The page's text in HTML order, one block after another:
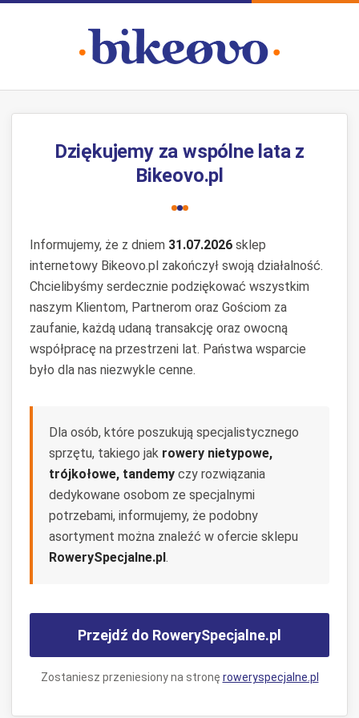
Dziękujemy za wspólne lata z
Bikeovo.pl
Informujemy, że z dniem 31.07.2026 sklep
internetowy Bikeovo.pl zakończył swoją działalność.
Chcielibyśmy serdecznie podziękować wszystkim
naszym Klientom, Partnerom oraz Gościom za
zaufanie, każdą udaną transakcję oraz owocną
współpracę na przestrzeni lat. Państwa wsparcie
było dla nas niezwykle cenne.
Dla osób, które poszukują specjalistycznego
sprzętu, takiego jak rowery nietypowe,
trójkołowe, tandemy czy rozwiązania
dedykowane osobom ze specjalnymi
potrzebami, informujemy, że podobny
asortyment można znaleźć w ofercie sklepu
RowerySpecjalne.pl.
Przejdź do RowerySpecjalne.pl
Zostaniesz przeniesiony na stronę roweryspecjalne.pl